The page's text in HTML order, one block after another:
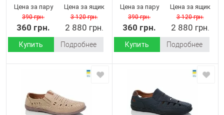
Цена за пару
390 грн.
360 грн.
Цена за ящик
3 120 грн.
2 880 грн.
Купить Подробнее
Цена за пару
390 грн.
360 грн.
Цена за ящик
3 120 грн.
2 880 грн.
Купить Подробнее